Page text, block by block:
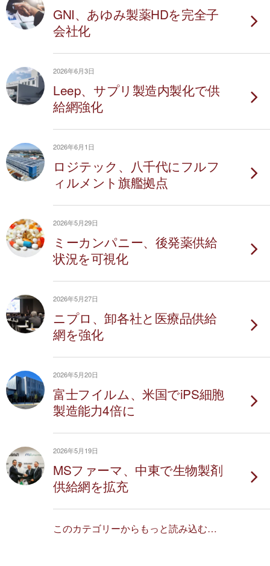
GNI、あゆみ製薬HDを完全子
会社化
2026年6月3日
Leep、サプリ製造内製化で供
給網強化
2026年6月1日
ロジテック、八千代にフルフ
ィルメント旗艦拠点
2026年5月29日
ミーカンパニー、後発薬供給
状況を可視化
2026年5月27日
ニプロ、卸各社と医療品供給
網を強化
2026年5月20日
富士フイルム、米国でiPS細胞
製造能力4倍に
2026年5月19日
MSファーマ、中東で生物製剤
供給網を拡充
このカテゴリーからもっと読み込む…